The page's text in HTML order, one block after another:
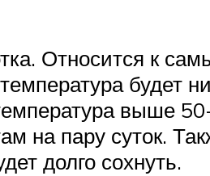
Относится к
будет
выше
на пару суток.
долго сохнуть.